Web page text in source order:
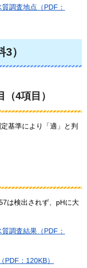
調査地点（PDF：
）
4項目）
基準により「適」と判
は検出されず、pHに大
調査結果（PDF：
PDF：120KB）